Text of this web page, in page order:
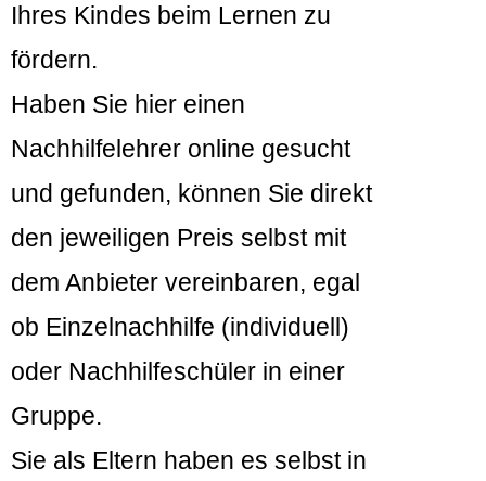
Ihres Kindes beim Lernen zu
fördern.
Haben Sie hier einen
Nachhilfelehrer online gesucht
und gefunden, können Sie direkt
den jeweiligen Preis selbst mit
dem Anbieter vereinbaren, egal
ob Einzelnachhilfe (individuell)
oder Nachhilfeschüler in einer
Gruppe.
Sie als Eltern haben es selbst in